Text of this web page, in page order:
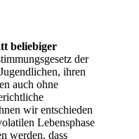
beliebiger
der
ihren
auch ohne
wir entschieden
Lebensphase
werden, dass